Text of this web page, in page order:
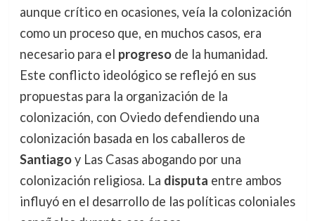
aunque crítico en ocasiones, veía la colonización
como un proceso que, en muchos casos, era
necesario para el progresode la humanidad.
Este conflicto ideológico se reflejó en sus
propuestas para la organización de la
colonización, con Oviedo defendiendo una
colonización basada en los caballeros de
Santiagoy Las Casas abogando por una
colonización religiosa. La disputa entre ambos
influyó en el desarrollo de las políticas coloniales